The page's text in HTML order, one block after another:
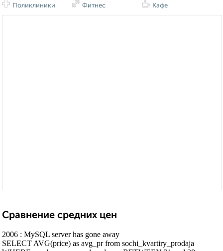
Поликлиники Фитнес Кафе
Сравнение средних цен
2006 : MySQL server has gone away
SELECT AVG(price) as avg_pr from sochi_kvartiry_prodaja